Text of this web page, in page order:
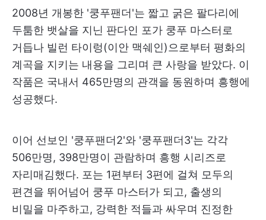
2008년 개봉한 '쿵푸팬더'는 짧고 굵은 팔다리에
두툼한 뱃살을 지닌 판다인 포가 쿵푸 마스터로
거듭나 빌런 타이렁(이안 맥쉐인)으로부터 평화의
계곡을 지키는 내용을 그리며 큰 사랑을 받았다. 이
작품은 국내서 465만명의 관객을 동원하며 흥행에
성공했다.
이어 선보인 '쿵푸팬더2'와 '쿵푸팬더3'는 각각
506만명, 398만명이 관람하며 흥행 시리즈로
자리매김했다. 포는 1편부터 3편에 걸쳐 모두의
편견을 뛰어넘어 쿵푸 마스터가 되고, 출생의
비밀을 마주하고, 강력한 적들과 싸우며 진정한